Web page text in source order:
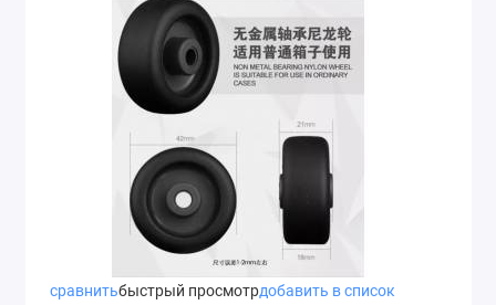
сравнитьбыстрый просмотрдобавить в список